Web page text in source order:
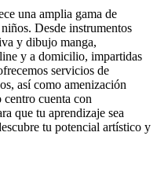
una amplia gama de
Desde instrumentos
y dibujo manga,
y a domicilio, impartidas
servicios de
así como amenización
cuenta con
que tu aprendizaje sea
tu potencial artístico y